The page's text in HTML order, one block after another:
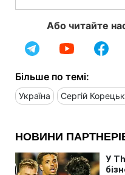
Або читайте
Більше по темі:
Україна Сергій